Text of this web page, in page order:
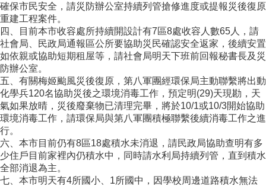
確保市民安全，請災防辦公室持續列管搶修進度或提報災後復原
重建工程案件。
四、目前本市收容處所持續開設計有7區8處收容人數65人，請
社會局、民政局通報區公所要協助災民確認安全返家，後續安置
如依親或協助短期租屋等，請社會局明天下班前回報秘書長及災
防辦公室。
五、有關梅姬颱風災後復原，第八軍團經環保局主動聯繫將出動
化學兵120名協助災後之環境消毒工作，預定明(29)天現勘，天
氣如果放晴，災後廢棄物已清理完畢，將於10/1或10/3開始協助
環境消毒工作，請環保局與第八軍團積極聯繫後續消毒工作之進
行。
六、本市目前仍有8區18處積水未消退，請民政局協助查明有多
少住戶目前家裡內仍積水中，同時請水利局持續列管，直到積水
全部消退為主。
七、本市明天有4所國小、1所國中，因學校周邊道路積水無法